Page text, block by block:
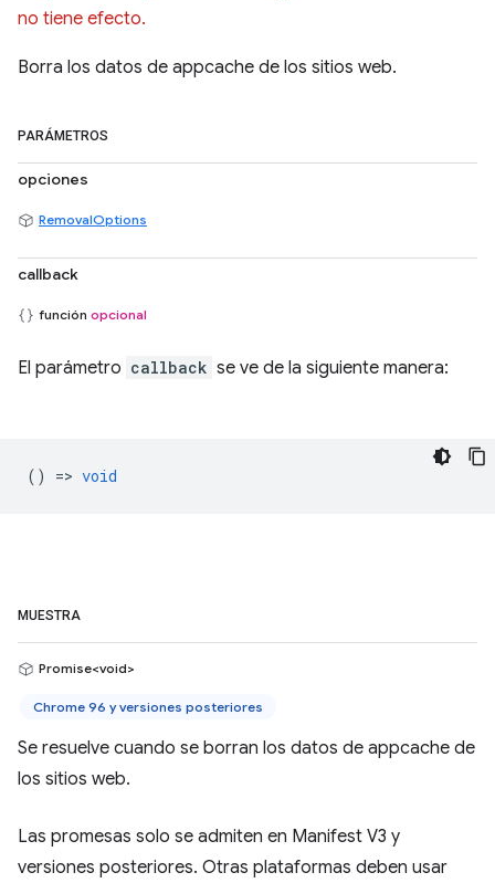
no tiene efecto.
Borra los datos de appcache de los sitios web.
PARÁMETROS
opciones
RemovalOptions
callback
función opcional
El parámetro callback se ve de la siguiente manera:
() => void
MUESTRA
Promise<void>
Chrome 96 y versiones posteriores
Se resuelve cuando se borran los datos de appcache de
los sitios web.
Las promesas solo se admiten en Manifest V3 y
versiones posteriores. Otras plataformas deben usar